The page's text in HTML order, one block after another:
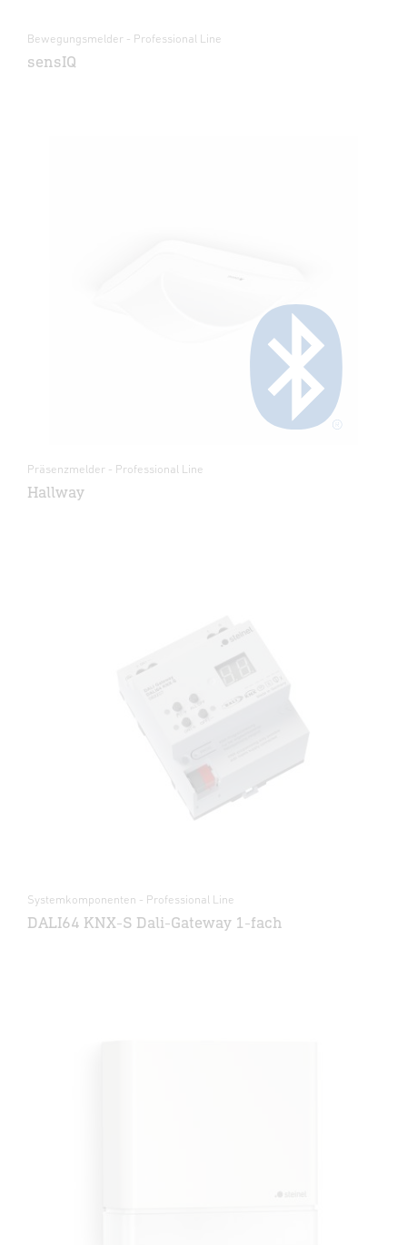
Bewegungsmelder - Professional Line
sensIQ
Präsenzmelder - Professional Line
Hallway
Systemkomponenten - Professional Line
DALI64 KNX-S Dali-Gateway 1-fach